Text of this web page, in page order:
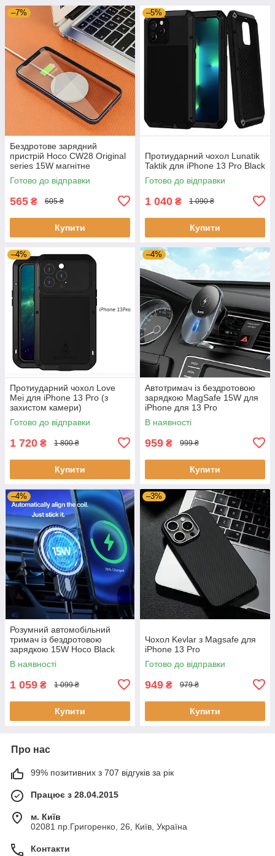
–7%
Бездротове зарядний
пристрій Hoco CW28 Original
series 15W магнітне
Готово до відправки
565 ₴ 605 ₴
Купити
–5%
Протиударний чохол Lunatik
Taktik для iPhone 13 Pro Black
Готово до відправки
1 040 ₴ 1 090 ₴
Купити
–4%
Протиударний чохол Love
Mei для iPhone 13 Pro (з
захистом камери)
Готово до відправки
1 720 ₴ 1 800 ₴
Купити
–4%
Автотримач із бездротовою
зарядкою MagSafe 15W для
iPhone для 13 Pro
В наявності
959 ₴ 999 ₴
Купити
–4%
Розумний автомобільний
тримач із бездротовою
зарядкою 15W Hoco Black
для iPhone 13 Pro
В наявності
1 059 ₴ 1 099 ₴
Купити
–3%
Чохол Kevlar з Magsafe для
iPhone 13 Pro
Готово до відправки
949 ₴ 979 ₴
Купити
Про нас
99% позитивних з 707 відгуків за рік
Працює з 28.04.2015
м. Київ
02081 пр.Григоренко, 26, Київ, Україна
Контакти